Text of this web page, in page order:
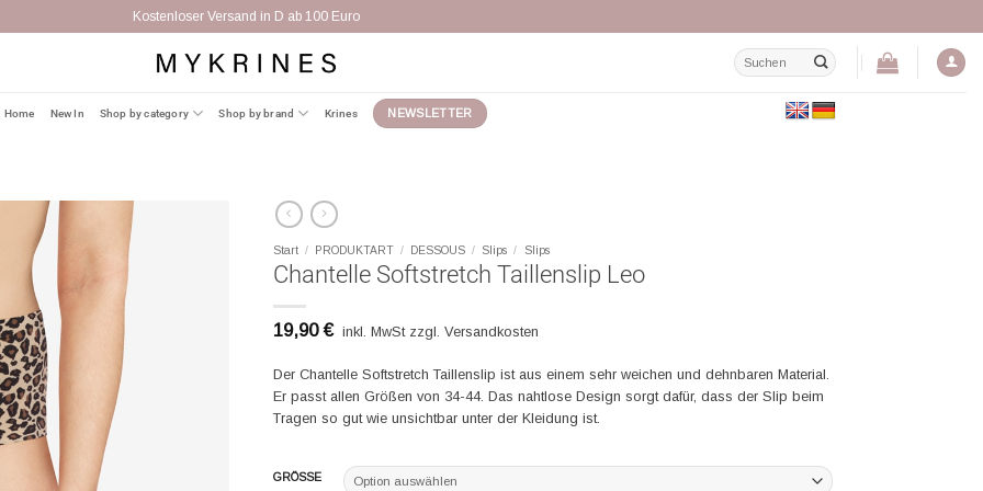
Kostenloser Versand in D ab 100 Euro
Suchen
nach:
Home New In Shop by category Shop by brand Krines NEWSLETTER
Start / PRODUKTART / DESSOUS / Slips / Slips
Chantelle Softstretch Taillenslip Leo
19,90€ inkl. MwSt zzgl. Versandkosten
Der Chantelle Softstretch Taillenslip ist aus einem sehr weichen und dehnbaren Material.
Er passt allen Größen von 34-44. Das nahtlose Design sorgt dafür, dass der Slip beim
Tragen so gut wie unsichtbar unter der Kleidung ist.
GRÖSSE